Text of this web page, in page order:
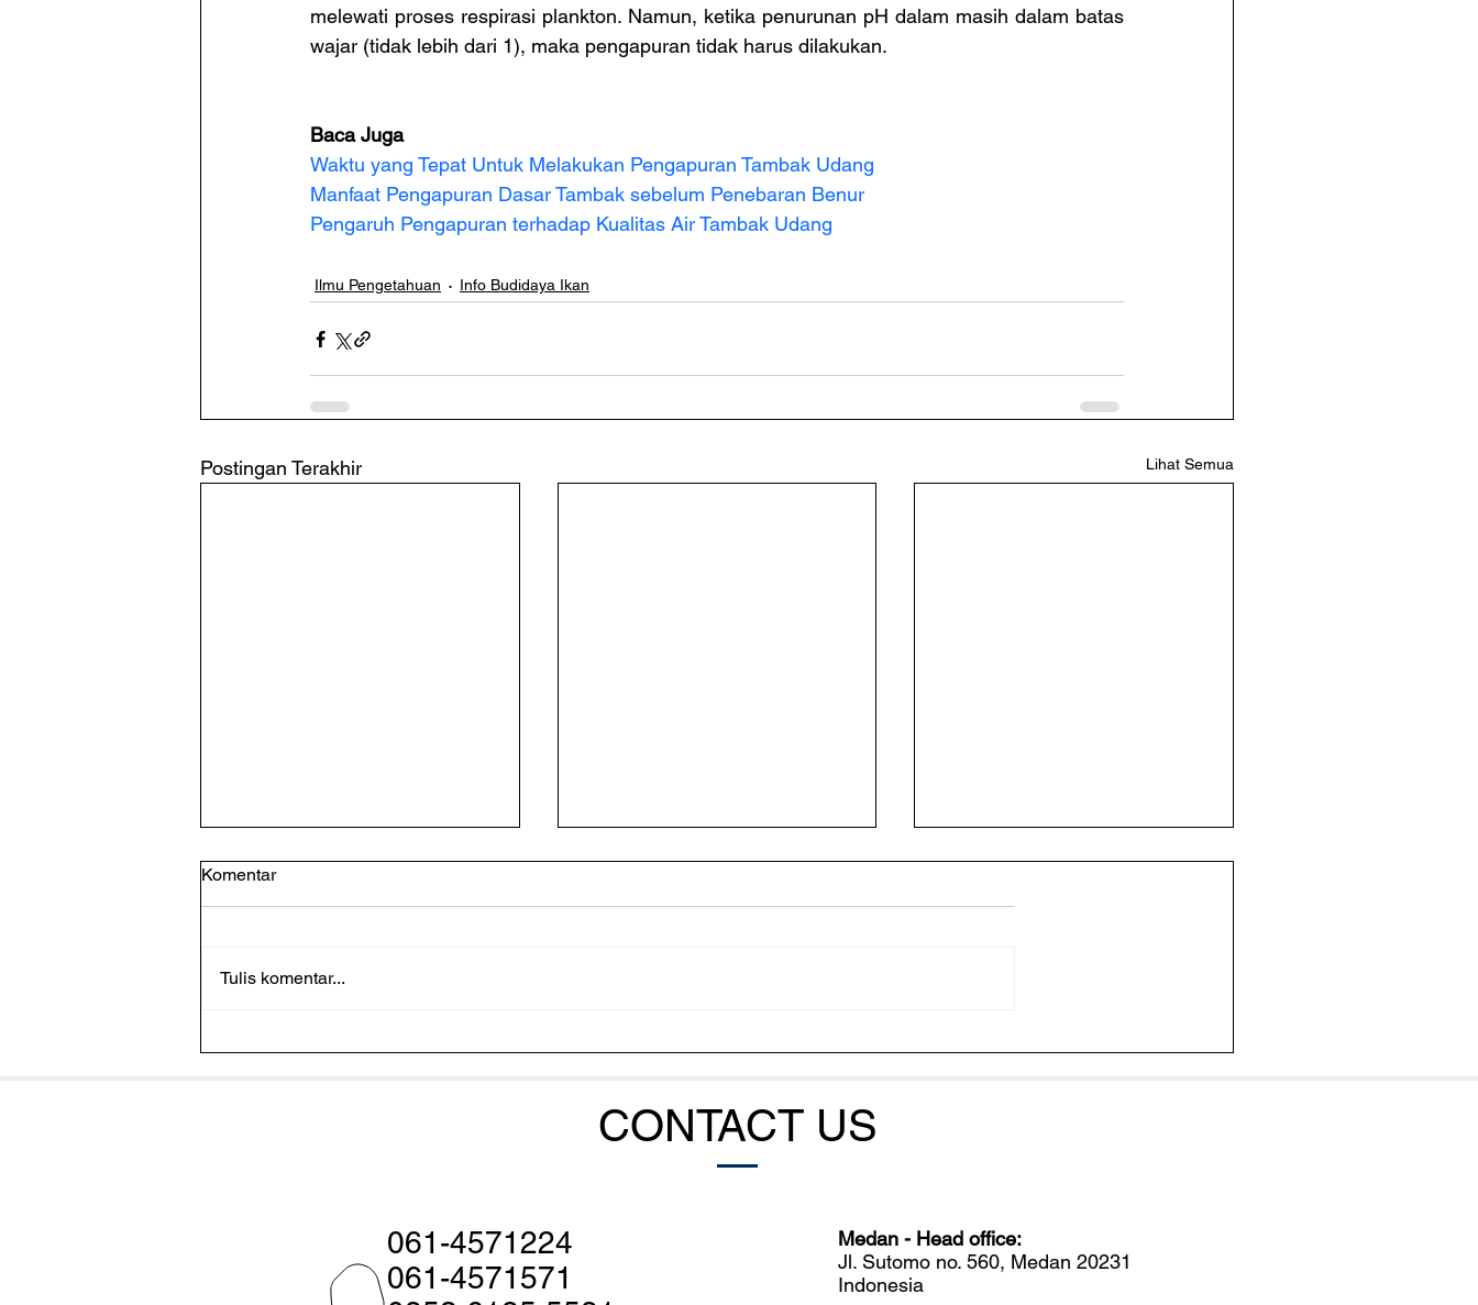
melewati proses respirasi plankton. Namun, ketika penurunan pH dalam masih dalam batas
wajar (tidak lebih dari 1), maka pengapuran tidak harus dilakukan.
Baca Juga
Waktu yang Tepat Untuk Melakukan Pengapuran Tambak Udang
Manfaat Pengapuran Dasar Tambak sebelum Penebaran Benur
Pengaruh Pengapuran terhadap Kualitas Air Tambak Udang
Ilmu Pengetahuan Info Budidaya Ikan
Postingan Terakhir Lihat Semua
Komentar
Tulis komentar...
CONTACT US
061-4571224
061-4571571
Medan - Head office:
Jl. Sutomo no. 560, Medan 20231
Indonesia